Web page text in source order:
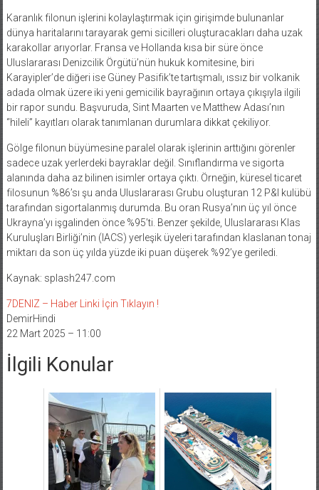
Karanlık filonun işlerini kolaylaştırmak için girişimde bulunanlar
dünya haritalarını tarayarak gemi sicilleri oluşturacakları daha uzak
karakollar arıyorlar. Fransa ve Hollanda kısa bir süre önce
Uluslararası Denizcilik Örgütü’nün hukuk komitesine, biri
Karayipler’de diğeri ise Güney Pasifik’te tartışmalı, ıssız bir volkanik
adada olmak üzere iki yeni gemicilik bayrağının ortaya çıkışıyla ilgili
bir rapor sundu. Başvuruda, Sint Maarten ve Matthew Adası’nın
“hileli” kayıtları olarak tanımlanan durumlara dikkat çekiliyor.
Gölge filonun büyümesine paralel olarak işlerinin arttığını görenler
sadece uzak yerlerdeki bayraklar değil. Sınıflandırma ve sigorta
alanında daha az bilinen isimler ortaya çıktı. Örneğin, küresel ticaret
filosunun %86’sı şu anda Uluslararası Grubu oluşturan 12 P&I kulübü
tarafından sigortalanmış durumda. Bu oran Rusya’nın üç yıl önce
Ukrayna’yı işgalinden önce %95’ti. Benzer şekilde, Uluslararası Klas
Kuruluşları Birliği’nin (IACS) yerleşik üyeleri tarafından klaslanan tonaj
miktarı da son üç yılda yüzde iki puan düşerek %92’ye geriledi.
Kaynak: splash247.com
7DENIZ – Haber Linki İçin Tıklayın !
DemirHindi
22 Mart 2025 – 11:00
İlgili Konular